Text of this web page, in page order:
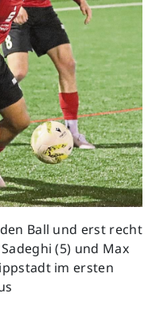
Ball und erst recht
(5) und Max
im ersten
Next